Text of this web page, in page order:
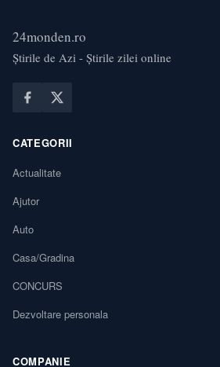
24monden.ro
Știrile de Azi - Știrile zilei online
CATEGORII
Actualitate
Ajutor
Auto
Casa/Gradina
CONCURS
Dezvoltare personala
COMPANIE